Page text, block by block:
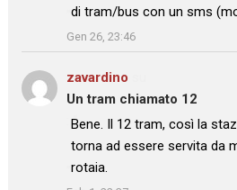
di tram/bus con un sms
”
Gen 26, 23:46
zavardino
Un tram chiamato 12
: “
Bene. Il 12 tram, così la
torna ad essere servita da
rotaia.
”